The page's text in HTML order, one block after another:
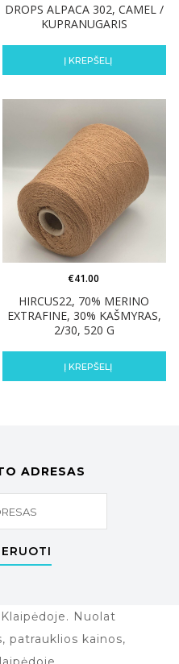
DROPS ALPACA 302, CAMEL /
KUPRANUGARIS
Į KREPŠELĮ
HIRCUS22, 70% MERINO
EXTRAFINE, 30% KAŠMYRAS,
2/30, 520 G
€41.00
Į KREPŠELĮ
ADRESAS
Nuolat
patrauklios kainos,